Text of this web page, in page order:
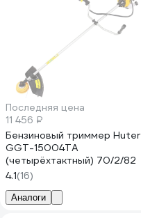
Последняя цена
11 456 ₽
Бензиновый триммер Huter
GGT-15004ТA
(четырёхтактный) 70/2/82
4.1(16)
Аналоги